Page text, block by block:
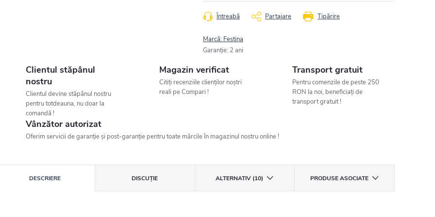
Tipărire
Întreabă Partajare
Marcă: Festina
Garanţie: 2 ani
Clientul stăpânul
nostru
Clientul devine stăpânul nostru
pentru totdeauna, nu doar la
comandă !
Magazin verificat
Citiți recenziile clienților noștri
reali pe Compari !
Transport gratuit
Pentru comenzile de peste 250
RON la noi, beneficiați de
transport gratuit !
Vânzător autorizat
Oferim servicii de garanție și post-garanție pentru toate mărcile în magazinul nostru online !
DESCRIERE DISCUŢIE ALTERNATIV (10) PRODUSE ASOCIATE